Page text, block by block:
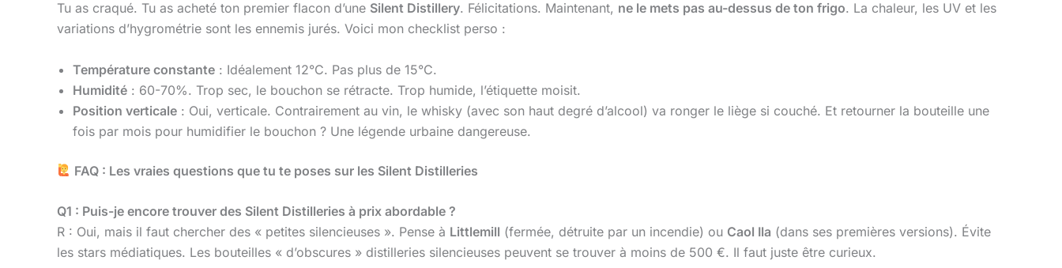
Tu as craqué. Tu as acheté ton premier flacon d’une Silent Distillery. Félicitations. Maintenant, ne le mets pas au-dessus de ton frigo. La chaleur, les UV et les
variations d’hygrométrie sont les ennemis jurés. Voici mon checklist perso :
Température constante : Idéalement 12°C. Pas plus de 15°C.
Humidité : 60-70%. Trop sec, le bouchon se rétracte. Trop humide, l’étiquette moisit.
Position verticale : Oui, verticale. Contrairement au vin, le whisky (avec son haut degré d’alcool) va ronger le liège si couché. Et retourner la bouteille une
fois par mois pour humidifier le bouchon ? Une légende urbaine dangereuse.
FAQ : Les vraies questions que tu te poses sur les Silent Distilleries
Q1 : Puis-je encore trouver des Silent Distilleries à prix abordable ?
R : Oui, mais il faut chercher des « petites silencieuses ». Pense à Littlemill (fermée, détruite par un incendie) ou Caol Ila (dans ses premières versions). Évite
les stars médiatiques. Les bouteilles « d’obscures » distilleries silencieuses peuvent se trouver à moins de 500 €. Il faut juste être curieux.